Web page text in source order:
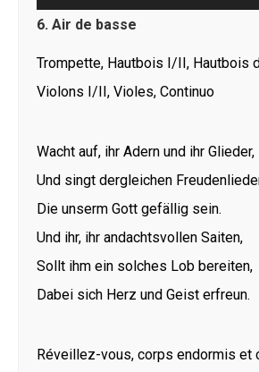
audio
6. Air de basse
Trompette, Hautbois I/II, Hautbois
Violons I/II, Violes, Continuo
Wacht auf, ihr Adern und ihr Glieder,
Und singt dergleichen
Die unserm Gott gefällig sein.
Und ihr, ihr andachtsvollen Saiten,
Sollt ihm ein solches Lob bereiten,
Dabei sich Herz und Geist erfreun.
Réveillez-vous, corps endormis et